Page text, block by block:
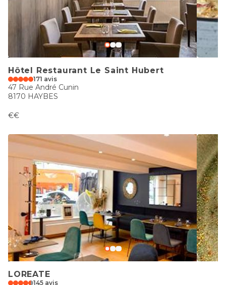
Hôtel Restaurant Le Saint Hubert
171 avis
47 Rue André Cunin
8170 HAYBES
€€
LOREATE
145 avis